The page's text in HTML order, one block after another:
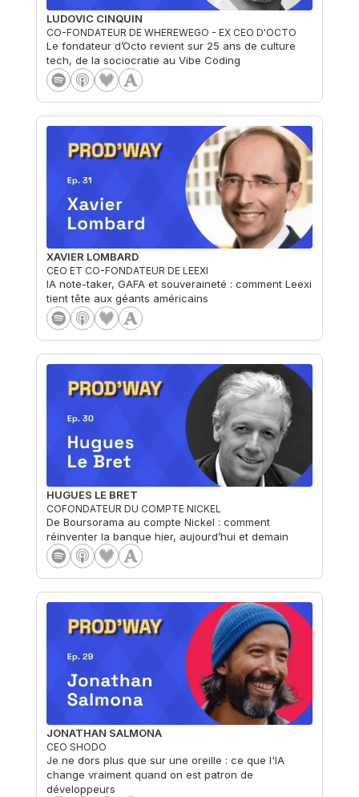
LUDOVIC CINQUIN
CO-FONDATEUR DE WHEREWEGO - EX CEO D'OCTO
Le fondateur d’Octo revient sur 25 ans de culture
tech, de la sociocratie au Vibe Coding
XAVIER LOMBARD
CEO ET CO-FONDATEUR DE LEEXI
IA note-taker, GAFA et souveraineté : comment Leexi
tient tête aux géants américains
HUGUES LE BRET
COFONDATEUR DU COMPTE NICKEL
De Boursorama au compte Nickel : comment
réinventer la banque hier, aujourd’hui et demain
JONATHAN SALMONA
CEO SHODO
Je ne dors plus que sur une oreille : ce que l'IA
change vraiment quand on est patron de
développeurs